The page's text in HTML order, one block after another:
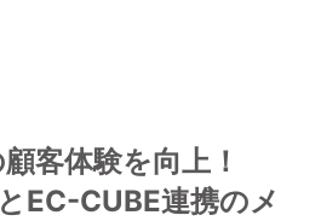
客体験を向上！
EC-CUBE連携のメ